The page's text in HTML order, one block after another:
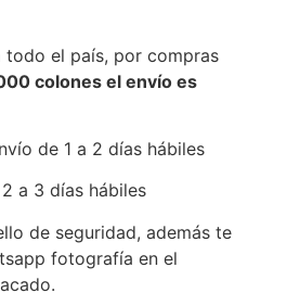
todo el país, por compras
colones el envío es
de 1 a 2 días hábiles
a 3 días hábiles
de seguridad, además te
fotografía en el